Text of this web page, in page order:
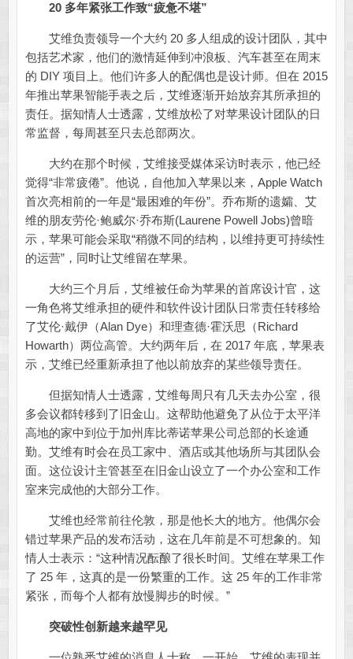
20 多年紧张工作致“疲惫不堪”
艾维负责领导一个大约 20 多人组成的设计团队，其中
包括艺术家，他们的激情延伸到冲浪板、汽车甚至在周末
的 DIY 项目上。他们许多人的配偶也是设计师。但在 2015
年推出苹果智能手表之后，艾维逐渐开始放弃其所承担的
责任。据知情人士透露，艾维放松了对苹果设计团队的日
常监督，每周甚至只去总部两次。
大约在那个时候，艾维接受媒体采访时表示，他已经
觉得“非常疲倦”。他说，自他加入苹果以来，Apple Watch
首次亮相前的一年是“最困难的年份”。乔布斯的遗孀、艾
维的朋友劳伦·鲍威尔·乔布斯(Laurene Powell Jobs)曾暗
示，苹果可能会采取“稍微不同的结构，以维持更可持续性
的运营”，同时让艾维留在苹果。
大约三个月后，艾维被任命为苹果的首席设计官，这
一角色将艾维承担的硬件和软件设计团队日常责任转移给
了艾伦·戴伊（Alan Dye）和理查德·霍沃思（Richard
Howarth）两位高管。大约两年后，在 2017 年底，苹果表
示，艾维已经重新承担了他以前放弃的某些领导责任。
但据知情人士透露，艾维每周只有几天去办公室，很
多会议都转移到了旧金山。这帮助他避免了从位于太平洋
高地的家中到位于加州库比蒂诺苹果公司总部的长途通
勤。艾维有时会在员工家中、酒店或其他场所与其团队会
面。这位设计主管甚至在旧金山设立了一个办公室和工作
室来完成他的大部分工作。
艾维也经常前往伦敦，那是他长大的地方。他偶尔会
错过苹果产品的发布活动，这在几年前是不可想象的。知
情人士表示：“这种情况酝酿了很长时间。艾维在苹果工作
了 25 年，这真的是一份繁重的工作。这 25 年的工作非常
紧张，而每个人都有放慢脚步的时候。”
突破性创新越来越罕见